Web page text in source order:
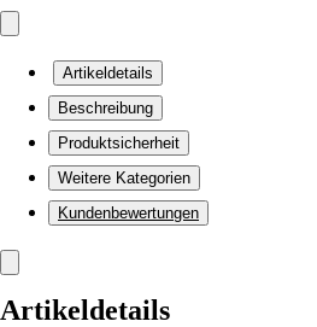
Artikeldetails
Beschreibung
Produktsicherheit
Weitere Kategorien
Kundenbewertungen
Artikeldetails